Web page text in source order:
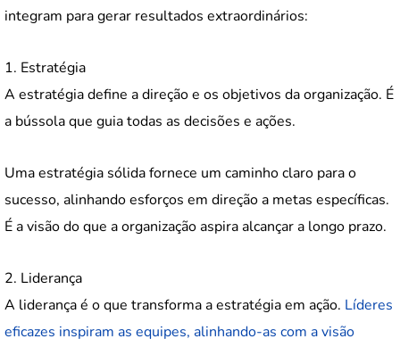
integram para gerar resultados extraordinários:
1. Estratégia
A estratégia define a direção e os objetivos da organização. É
a bússola que guia todas as decisões e ações.
Uma estratégia sólida fornece um caminho claro para o
sucesso, alinhando esforços em direção a metas específicas.
É a visão do que a organização aspira alcançar a longo prazo.
2. Liderança
A liderança é o que transforma a estratégia em ação. Líderes
eficazes inspiram as equipes, alinhando-as com a visão